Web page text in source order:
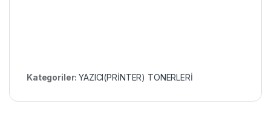
Kategoriler:YAZICI(PRİNTER) TONERLERİ